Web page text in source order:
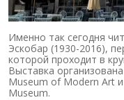
Именно так сегодня
Эскобар (1930-2016),
которой проходит в
Выставка
Museum of Modern Art
Museum.